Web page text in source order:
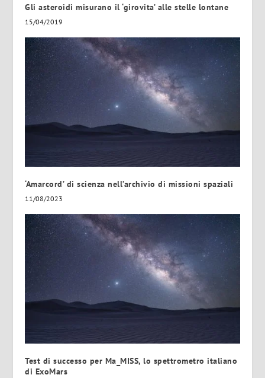
Gli asteroidi misurano il ‘girovita’ alle stelle lontane
15/04/2019
‘Amarcord’ di scienza nell’archivio di missioni spaziali
11/08/2023
Test di successo per Ma_MISS, lo spettrometro italiano
di ExoMars